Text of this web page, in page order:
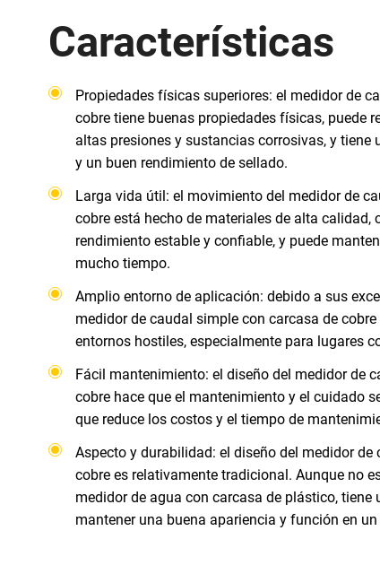
Características
Propiedades físicas superiores: el medidor de
cobre tiene buenas propiedades físicas, puede
altas presiones y sustancias corrosivas, y
y un buen rendimiento de sellado.
Larga vida útil: el movimiento del medidor de
cobre está hecho de materiales de alta calidad,
rendimiento estable y confiable, y puede
mucho tiempo.
Amplio entorno de aplicación: debido a sus
medidor de caudal simple con carcasa de
entornos hostiles, especialmente para lugares
Fácil mantenimiento: el diseño del medidor de
cobre hace que el mantenimiento y el cuidado
que reduce los costos y el tiempo de
Aspecto y durabilidad: el diseño del medidor
cobre es relativamente tradicional. Aunque no
medidor de agua con carcasa de plástico, tiene
mantener una buena apariencia y función en